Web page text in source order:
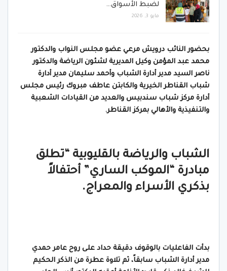
لضبط الأسواق…
مايو 3, 2026
بحضور النائب درويش مرعي عضو مجلس النواب والدكتور
محمد عبد المؤمن وكيل المديرية لشئون الرياضة والدكتور
ناصر السيد مدير أدارة الشباب وأحمد سليمان مدير أدارة
شباب القناطر الخيرية والكابتن عاطف مبروك رئيس مجلس
أدارة مركز شباب سندبيس والعديد من القيادات الشعبية
والتنفيذية والأهالي بمركز القناطر.
الشباب والرياضة بالقليوبية “تطلق
مبادرة “الموكب الساري” أحتفالاً
بذكري الأسراء والمعراج.
بدأت الفاعليات بالوقوف دقيقة حداد على روح عامر حمدي
مدير أدارة الشباب سابقاً، ثم تلاوة عطرة من الذكر الحكيم